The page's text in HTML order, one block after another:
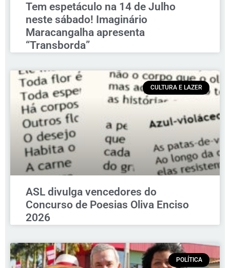
Tem espetáculo na 14 de Julho
neste sábado! Imaginário
Maracangalha apresenta
“Transborda”
CULTURA E LAZER
ASL divulga vencedores do
Concurso de Poesias Oliva Enciso
2026
POLÍTICA